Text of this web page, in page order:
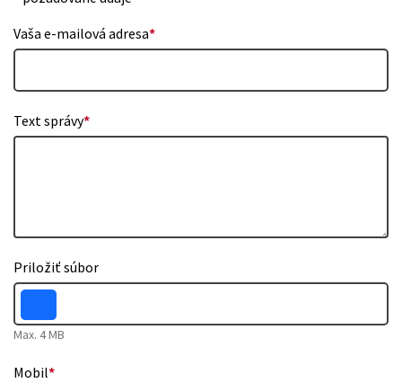
Vaša e-mailová adresa*
Text správy*
Priložiť súbor
Max. 4 MB
Mobil*